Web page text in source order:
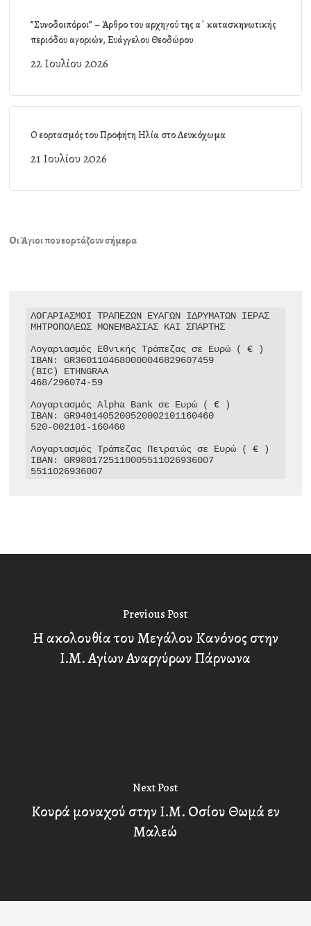
”Συνοδοιπόροι” – Άρθρο του αρχηγού της α΄ κατασκηνωτικής
περιόδου αγοριών, Ευάγγελου Θεοδώρου
22 Ιουλίου 2026
Ο εορτασμός του Προφήτη Ηλία στο Λευκόχωμα
21 Ιουλίου 2026
Οι Άγιοι που εορτάζουν σήμερα
ΛΟΓΑΡΙΑΣΜΟΙ ΤΡΑΠΕΖΩΝ ΕΥΑΓΩΝ ΙΔΡΥΜΑΤΩΝ ΙΕΡΑΣ
ΜΗΤΡΟΠΟΛΕΩΣ ΜΟΝΕΜΒΑΣΙΑΣ ΚΑΙ ΣΠΑΡΤΗΣ
Λογαριασμός Εθνικής Τράπεζας σε Ευρώ ( € )
IBAN: GR3601104680000046829607459
(BIC) ETHNGRAA
468/296074-59
Λογαριασμός Alpha Bank σε Ευρώ ( € )
IBAN: GR9401405200520002101160460
520-002101-160460
Λογαριασμός Τράπεζας Πειραιώς σε Ευρώ ( € )
IBAN: GR9801725110005511026936007
5511026936007
Previous Post
Η ακολουθία του Μεγάλου Κανόνος στην
Ι.Μ. Αγίων Αναργύρων Πάρνωνα
Next Post
Κουρά μοναχού στην Ι.Μ. Οσίου Θωμά εν
Μαλεώ